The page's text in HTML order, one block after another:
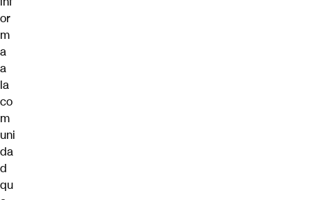
or
m
a
a
la
co
m
uni
da
d
qu